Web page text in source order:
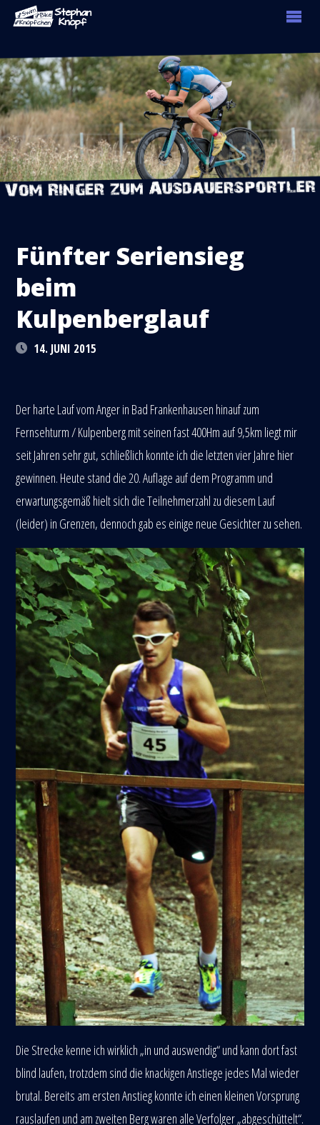
Fünfter Seriensieg
beim
Kulpenberglauf
14. JUNI 2015
Der harte Lauf vom Anger in Bad Frankenhausen hinauf zum
Fernsehturm / Kulpenberg mit seinen fast 400Hm auf 9,5km liegt mir
seit Jahren sehr gut, schließlich konnte ich die letzten vier Jahre hier
gewinnen. Heute stand die 20. Auflage auf dem Programm und
erwartungsgemäß hielt sich die Teilnehmerzahl zu diesem Lauf
(leider) in Grenzen, dennoch gab es einige neue Gesichter zu sehen.
Die Strecke kenne ich wirklich „in und auswendig“ und kann dort fast
blind laufen, trotzdem sind die knackigen Anstiege jedes Mal wieder
brutal. Bereits am ersten Anstieg konnte ich einen kleinen Vorsprung
rauslaufen und am zweiten Berg waren alle Verfolger „abgeschüttelt“.